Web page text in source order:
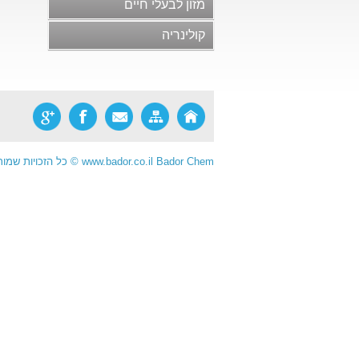
חלב ומוצריו
בשר ומוצריו ותחליפי בשר
ריבות, דבש ודברי מתיקה
מזון פונקציונלי
מזון לבעלי חיים
קולינריה
Bador Chem
www.bador.co.il
© כל הזכויות